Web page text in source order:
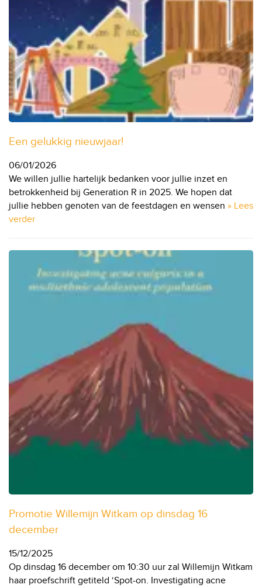
Een gelukkig nieuwjaar!
06/01/2026
We willen jullie hartelijk bedanken voor jullie inzet en
betrokkenheid bij Generation R in 2025. We hopen dat
jullie hebben genoten van de feestdagen en wensen » Lees
verder
Promotie Willemijn Witkam op dinsdag 16
december
15/12/2025
Op dinsdag 16 december om 10:30 uur zal Willemijn Witkam
haar proefschrift getiteld ‘Spot-on. Investigating acne